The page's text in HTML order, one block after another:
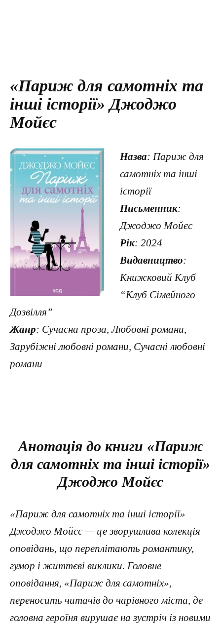
«Париж для самотніх та
інші історії» Джоджо
Мойєс
Назва: Париж для
самотніх та інші
історії
Письменник:
Джоджо Мойєс
Рік: 2024
Видавництво:
Книжковий Клуб
“Клуб Сімейного
Дозвілля”
Жанр: Сучасна проза, Любовні романи,
Зарубіжні любовні романи, Сучасні любовні
романи
Анотація до книги «Париж
для самотніх та інші історії»
Джоджо Мойєс
«Париж для самотніх та інші історії»
Джоджо Мойєс — це зворушлива колекція
оповідань, що переплітають романтику,
гумор і життєві виклики. Головне
оповідання, «Париж для самотніх»,
переносить читачів до чарівного міста, де
головна героїня вирушає на зустріч із новими